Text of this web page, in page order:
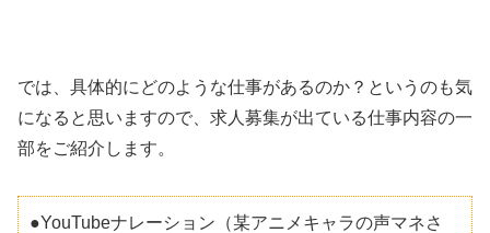
では、具体的にどのような仕事があるのか？というのも気
になると思いますので、求人募集が出ている仕事内容の一
部をご紹介します。
●YouTubeナレーション（某アニメキャラの声マネさ